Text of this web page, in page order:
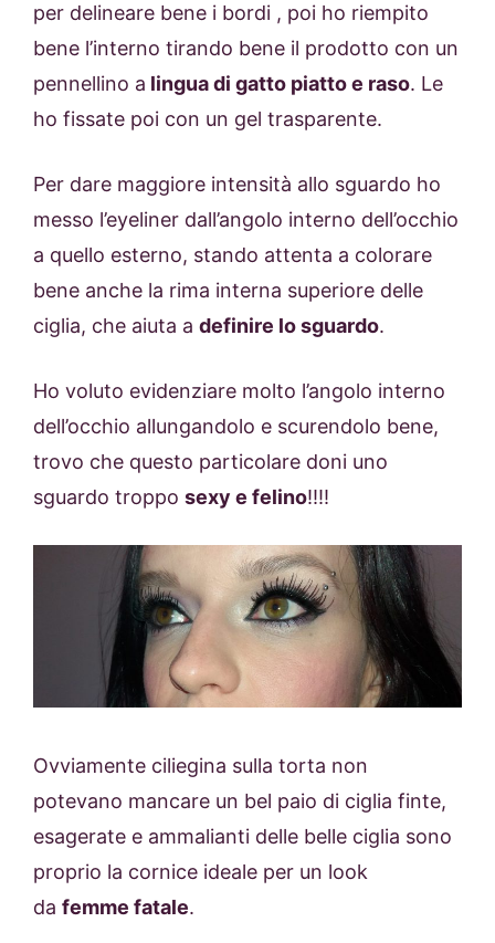
per delineare bene i bordi , poi ho riempito
bene l’interno tirando bene il prodotto con un
pennellino a lingua di gatto piatto e raso. Le
ho fissate poi con un gel trasparente.
Per dare maggiore intensità allo sguardo ho
messo l’eyeliner dall’angolo interno dell’occhio
a quello esterno, stando attenta a colorare
bene anche la rima interna superiore delle
ciglia, che aiuta a definire lo sguardo.
Ho voluto evidenziare molto l’angolo interno
dell’occhio allungandolo e scurendolo bene,
trovo che questo particolare doni uno
sguardo troppo sexy e felino!!!!
Ovviamente ciliegina sulla torta non
potevano mancare un bel paio di ciglia finte,
esagerate e ammalianti delle belle ciglia sono
proprio la cornice ideale per un look
da femme fatale.